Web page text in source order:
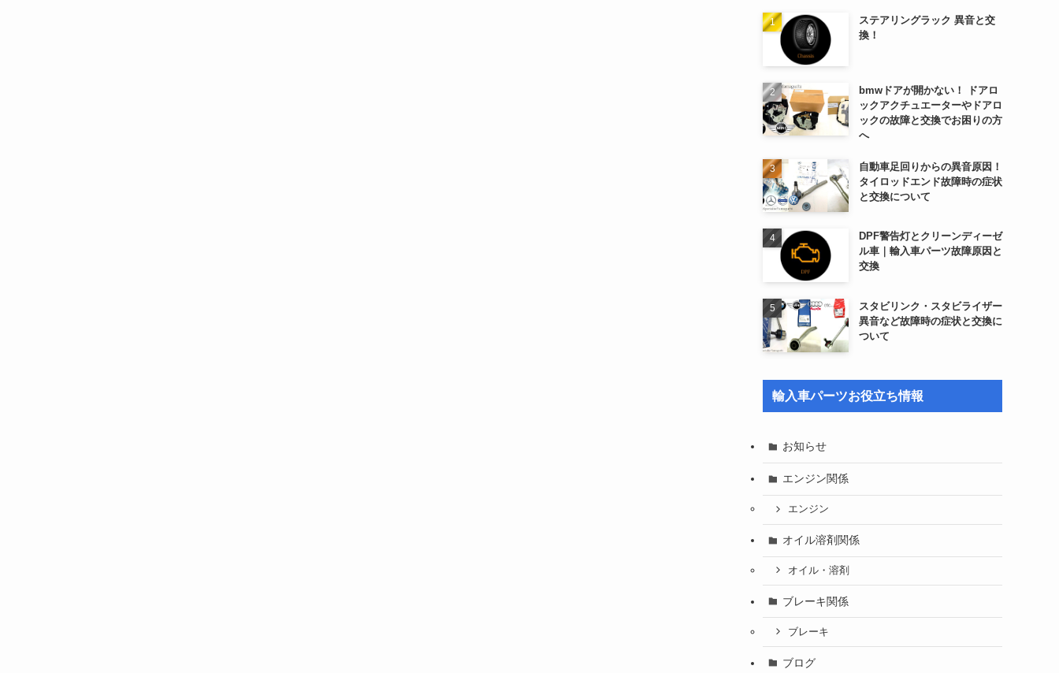
ステアリングラック 異音と交
換！
bmwドアが開かない！ ドアロ
ックアクチュエーターやドアロ
ックの故障と交換でお困りの方
へ
自動車足回りからの異音原因！
タイロッドエンド故障時の症状
と交換について
DPF警告灯とクリーンディーゼ
ル車｜輸入車パーツ故障原因と
交換
スタビリンク・スタビライザー
異音など故障時の症状と交換に
ついて
輸入車パーツお役立ち情報
お知らせ
エンジン関係
エンジン
オイル溶剤関係
オイル・溶剤
ブレーキ関係
ブレーキ
ブログ